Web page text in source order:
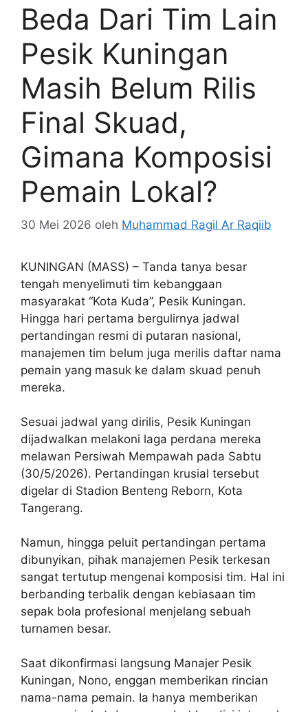
Beda Dari Tim Lain
Pesik Kuningan
Masih Belum Rilis
Final Skuad,
Gimana Komposisi
Pemain Lokal?
30 Mei 2026 oleh Muhammad Ragil Ar Raqiib
KUNINGAN (MASS) – Tanda tanya besar
tengah menyelimuti tim kebanggaan
masyarakat “Kota Kuda”, Pesik Kuningan.
Hingga hari pertama bergulirnya jadwal
pertandingan resmi di putaran nasional,
manajemen tim belum juga merilis daftar nama
pemain yang masuk ke dalam skuad penuh
mereka.
Sesuai jadwal yang dirilis, Pesik Kuningan
dijadwalkan melakoni laga perdana mereka
melawan Persiwah Mempawah pada Sabtu
(30/5/2026). Pertandingan krusial tersebut
digelar di Stadion Benteng Reborn, Kota
Tangerang.
Namun, hingga peluit pertandingan pertama
dibunyikan, pihak manajemen Pesik terkesan
sangat tertutup mengenai komposisi tim. Hal ini
berbanding terbalik dengan kebiasaan tim
sepak bola profesional menjelang sebuah
turnamen besar.
Saat dikonfirmasi langsung Manajer Pesik
Kuningan, Nono, enggan memberikan rincian
nama-nama pemain. Ia hanya memberikan